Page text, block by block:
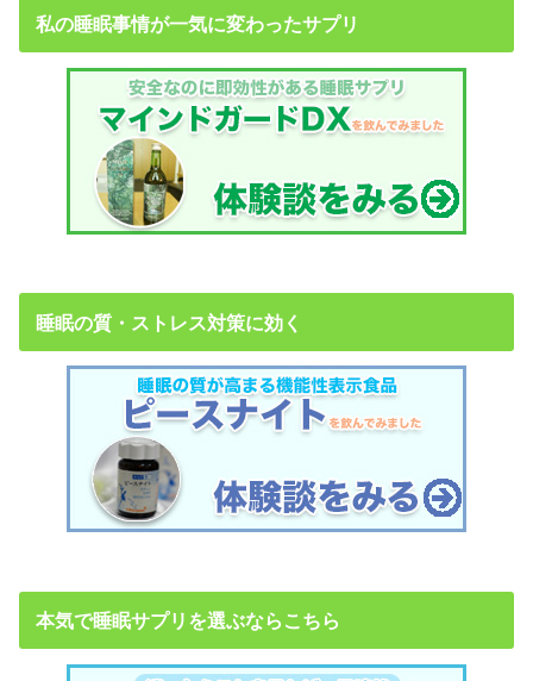
私の睡眠事情が一気に変わったサプリ
睡眠の質・ストレス対策に効く
本気で睡眠サプリを選ぶならこちら